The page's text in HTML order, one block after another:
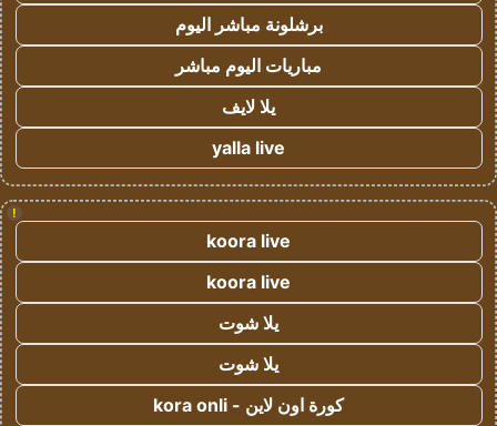
برشلونة مباشر اليوم
مباريات اليوم مباشر
يلا لايف
yalla live
!
koora live
koora live
يلا شوت
يلا شوت
كورة اون لاين - kora onli